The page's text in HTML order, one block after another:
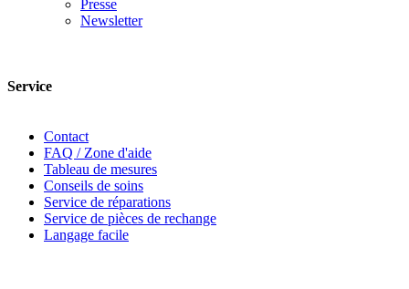
Presse
Newsletter
Service
Contact
FAQ / Zone d'aide
Tableau de mesures
Conseils de soins
Service de réparations
Service de pièces de rechange
Langage facile